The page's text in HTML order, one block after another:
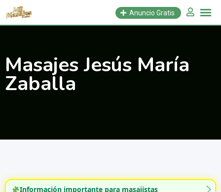
Saltar
Anuncio Gratis
Masajes Jesús María
Zaballa
Información importante para masajistas